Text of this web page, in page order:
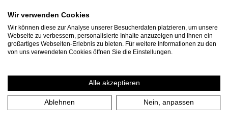
Amphitryon
Antropka (UA)
Bock (UA)
Circus Oresteia (UA)
Das Band. Freundschaft als Lebensform
Das eingebildete Tier
Das Kalkwerk
Der kleine Prinz
Wir verwenden Cookies
Wir können diese zur Analyse unserer Besucherdaten platzieren, um unsere
Webseite zu verbessern, personalisierte Inhalte anzuzeigen und Ihnen ein
großartiges Webseiten-Erlebnis zu bieten. Für weitere Informationen zu den
von uns verwendeten Cookies öffnen Sie die Einstellungen.
Alle akzeptieren
Ablehnen Nein, anpassen